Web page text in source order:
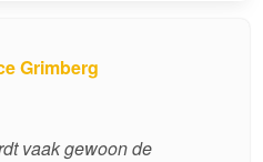
Grimberg
vaak gewoon de